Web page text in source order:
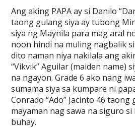
Ang aking PAPA ay si Danilo
taong gulang siya ay tubong
siya ng Maynila para mag aral
noon hindi na muling nagbalik
dito naman niya nakilala ang
“Vikvik” Aguilar (maiden name)
na ngayon. Grade 6 ako nang
sumama siya sa kumpare ni
Conrado “Ado” Jacinto 46
mayaman nag sawa na siguro
buhay.